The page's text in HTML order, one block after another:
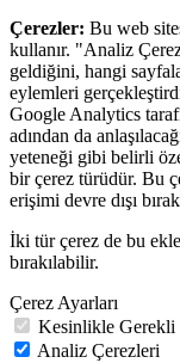
Çerezler: Bu web
kullanır. "Analiz
geldiğini, hangi
eylemleri
Google Analytics
adından da
yeteneği gibi belirli
bir çerez türüdür. Bu
erişimi devre dışı
İki tür çerez de bu
bırakılabilir.
Çerez Ayarları
Kesinlikle Gerekli
Analiz Çerezleri